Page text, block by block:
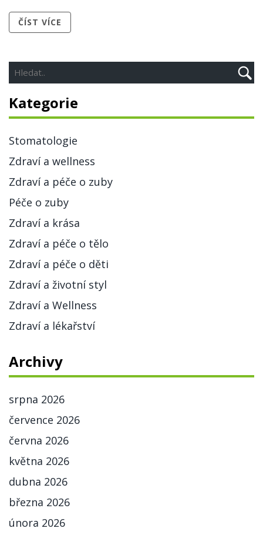
ČÍST VÍCE
Kategorie
Stomatologie
Zdraví a wellness
Zdraví a péče o zuby
Péče o zuby
Zdraví a krása
Zdraví a péče o tělo
Zdraví a péče o děti
Zdraví a životní styl
Zdraví a Wellness
Zdraví a lékařství
Archivy
srpna 2026
července 2026
června 2026
května 2026
dubna 2026
března 2026
února 2026